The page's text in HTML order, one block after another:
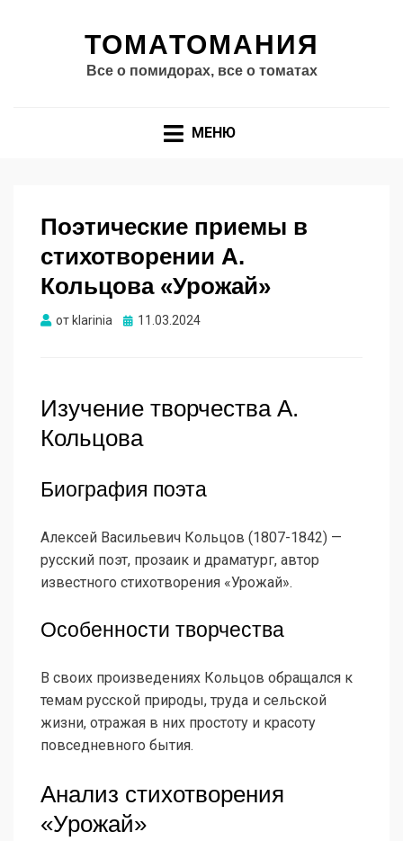
ТОМАТОМАНИЯ
Все о помидорах, все о томатах
МЕНЮ
Поэтические приемы в
стихотворении А.
Кольцова «Урожай»
от klarinia Опубликовано
11.03.2024
Изучение творчества А.
Кольцова
Биография поэта
Алексей Васильевич Кольцов (1807-1842) —
русский поэт, прозаик и драматург, автор
известного стихотворения «Урожай».
Особенности творчества
В своих произведениях Кольцов обращался к
темам русской природы, труда и сельской
жизни, отражая в них простоту и красоту
повседневного бытия.
Анализ стихотворения
«Урожай»